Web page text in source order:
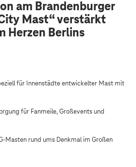
am Brandenburger
Mast“ verstärkt
Herzen Berlins
für Innenstädte entwickelter Mast mit
für Fanmeile, Großevents und
Masten rund ums Denkmal im Großen